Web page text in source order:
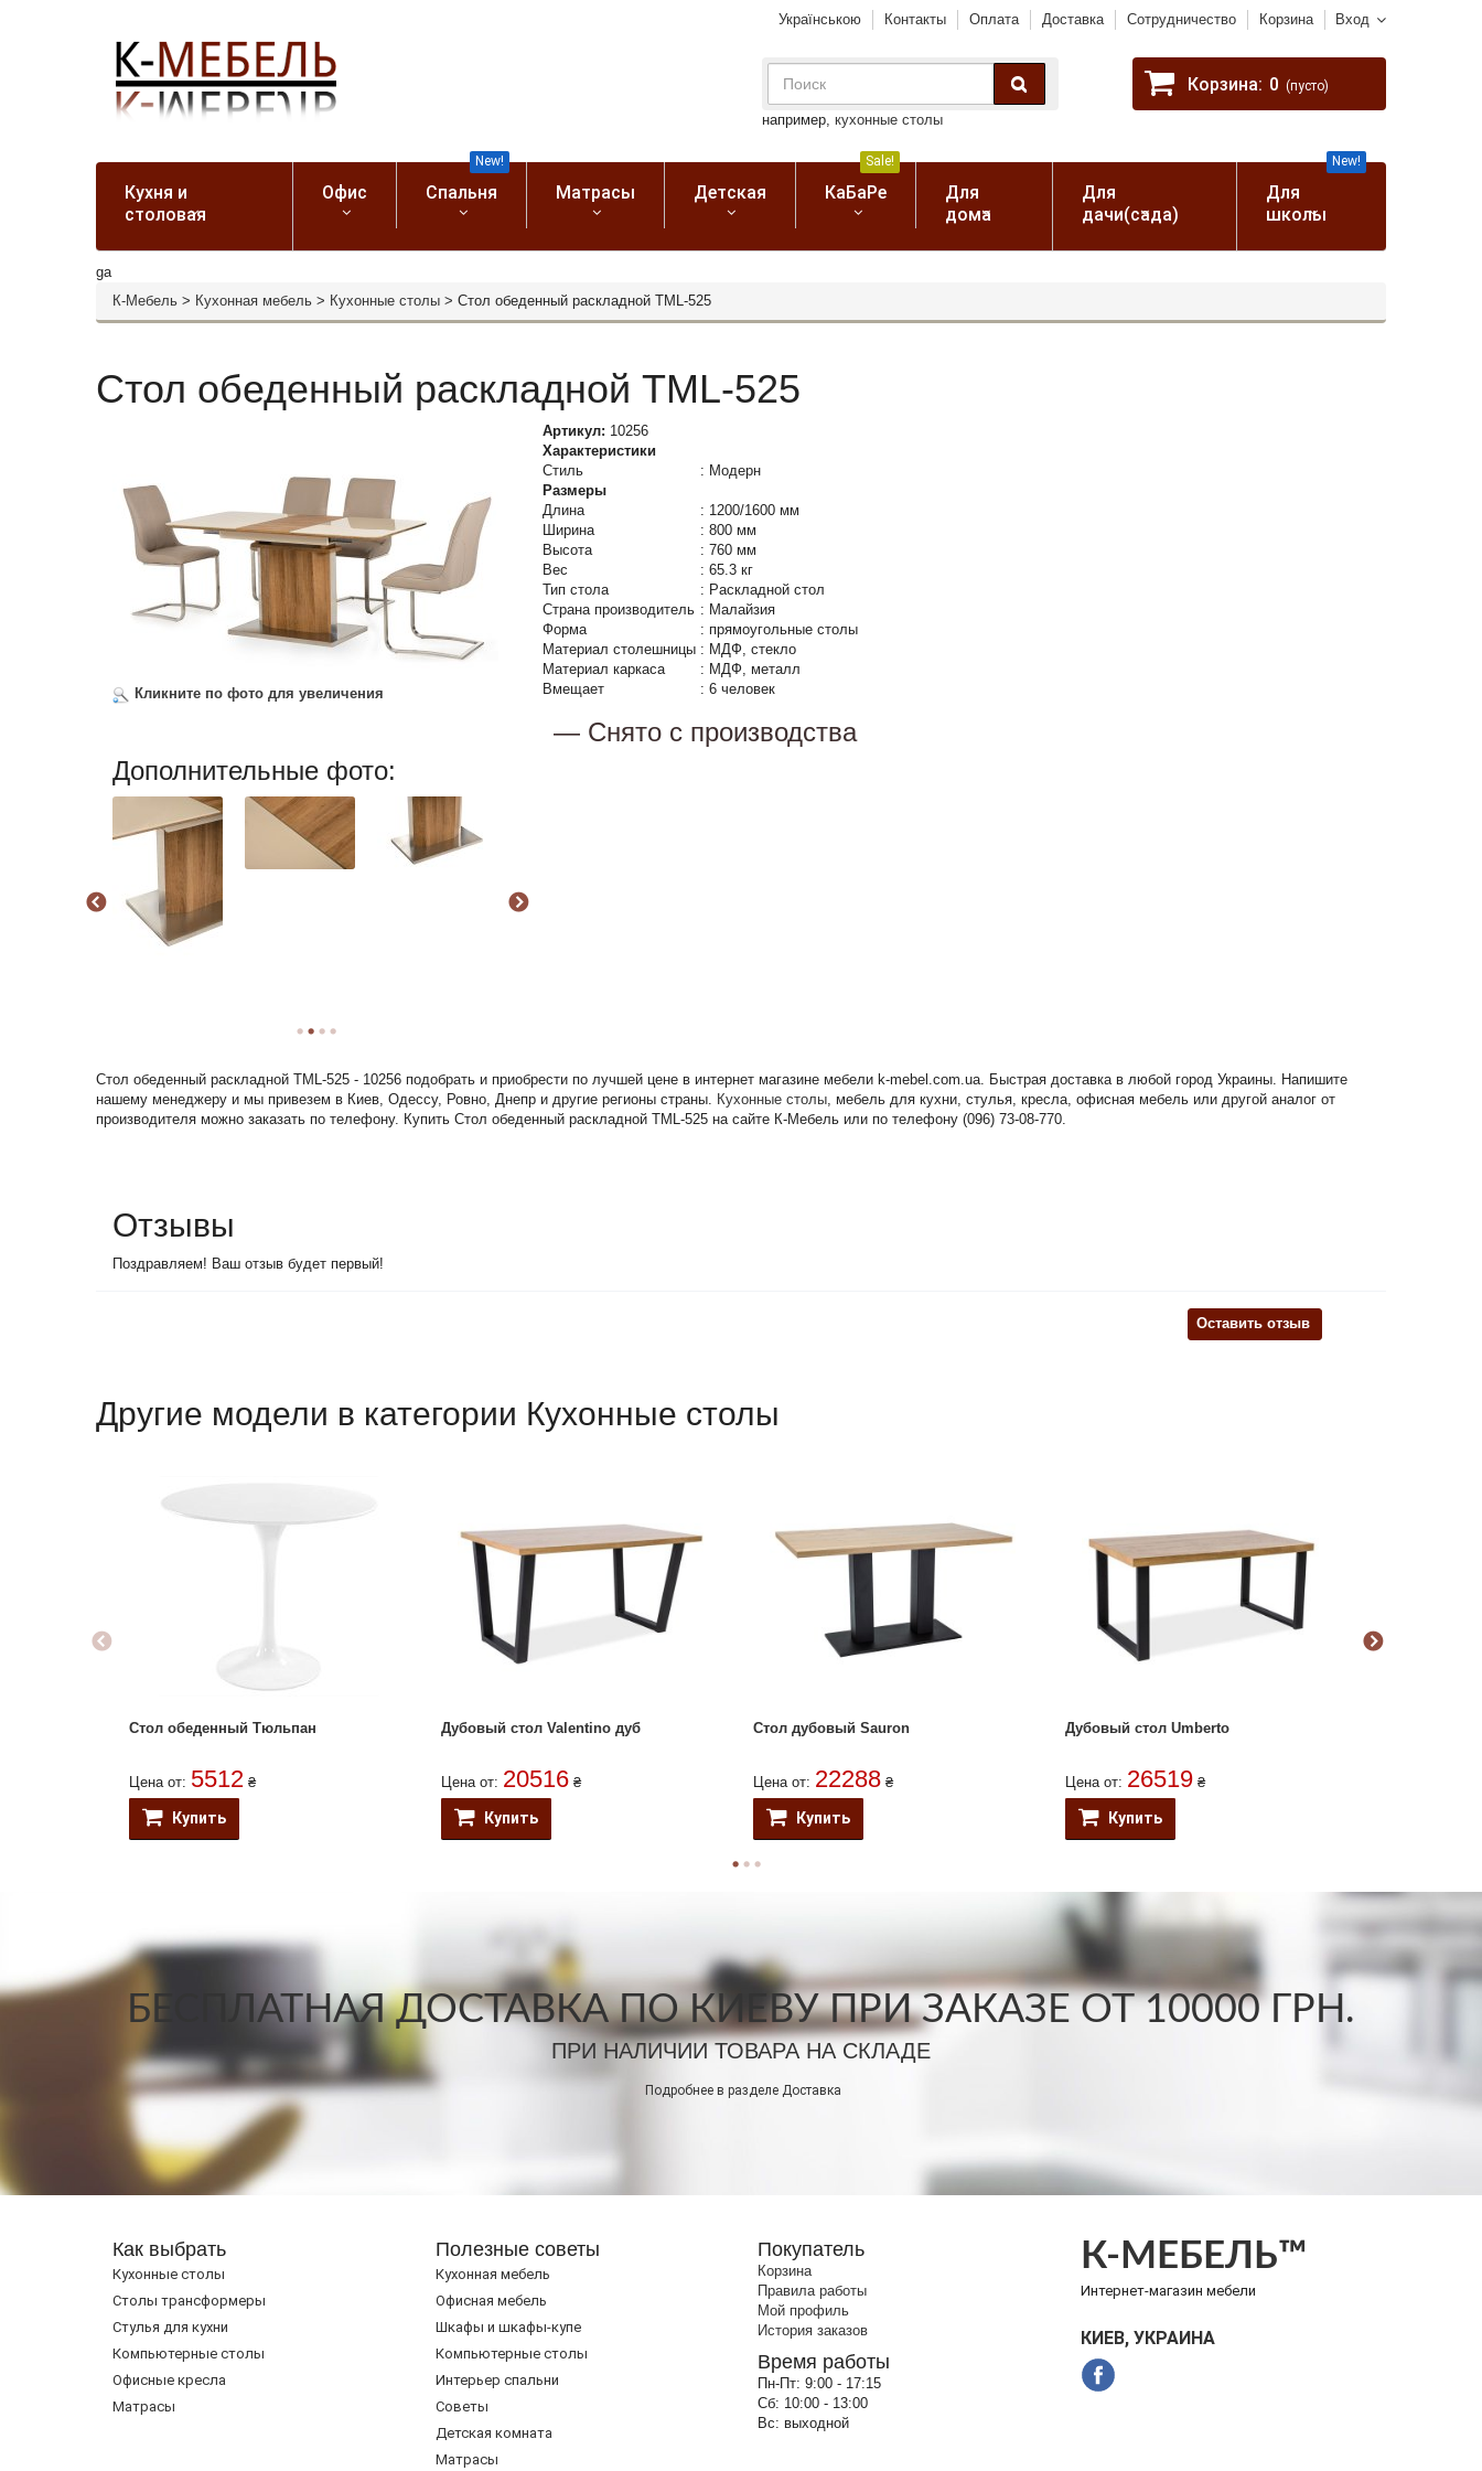
Вход
Українською Контакты Оплата Доставка Сотрудничество Корзина
например, кухонные столы
Корзина: 0 (пусто)
Кухня и
столовая
Офис Спальня
New!
Матрасы Детская КаБаРе
Sale!
Для
дома
Для
дачи(сада)
Для
школы
New!
ga
К-Мебель > Кухонная мебель > Кухонные столы > Стол обеденный раскладной TML-525
Стол обеденный раскладной TML-525
Кликните по фото для увеличения
Дополнительные фото:
Артикул: 10256
Характеристики
Стиль
: Модерн
Размеры
Длина
: 1200/1600 мм
Ширина
: 800 мм
Высота
: 760 мм
Вес
: 65.3 кг
Тип стола
: Раскладной стол
Страна производитель : Малайзия
Форма
: прямоугольные столы
Материал столешницы : МДФ, стекло
Материал каркаса
: МДФ, металл
Вмещает
: 6 человек
— Снято с производства
Стол обеденный раскладной TML-525 - 10256 подобрать и приобрести по лучшей цене в интернет магазине мебели k-mebel.com.ua. Быстрая доставка в любой город Украины. Напишите
нашему менеджеру и мы привезем в Киев, Одессу, Ровно, Днепр и другие регионы страны. Кухонные столы, мебель для кухни, стулья, кресла, офисная мебель или другой аналог от
производителя можно заказать по телефону. Купить Стол обеденный раскладной TML-525 на сайте К-Мебель или по телефону (096) 73-08-770.
Отзывы
Поздравляем! Ваш отзыв будет первый!
Оставить отзыв
Другие модели в категории Кухонные столы
Стол обеденный Тюльпан
Цена от: 5512 ₴
Купить
Дубовый стол Valentino дуб
Цена от: 20516 ₴
Купить
Стол дубовый Sauron
Цена от: 22288 ₴
Купить
Дубовый стол Umberto
Цена от: 26519 ₴
Купить
БЕСПЛАТНАЯ ДОСТАВКА ПО КИЕВУ ПРИ ЗАКАЗЕ ОТ 10000 ГРН.
ПРИ НАЛИЧИИ ТОВАРА НА СКЛАДЕ
Подробнее в разделе Доставка
Как выбрать
Кухонные столы
Cтолы трансформеры
Стулья для кухни
Компьютерные столы
Офисные кресла
Матрасы
Полезные советы
Кухонная мебель
Офисная мебель
Шкафы и шкафы-купе
Компьютерные столы
Интерьер спальни
Советы
Детская комната
Матрасы
Покупатель
Корзина
Правила работы
Мой профиль
История заказов
Время работы
Пн-Пт: 9:00 - 17:15
Сб: 10:00 - 13:00
Вс: выходной
К-МЕБЕЛЬ™
Интернет-магазин мебели
КИЕВ, УКРАИНА